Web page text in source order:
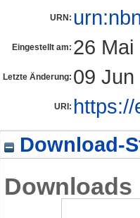
URN:
Eingestellt am: 26 Mai
Letzte Änderung: 09
URI:
Download-
Downloads